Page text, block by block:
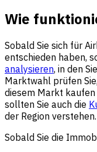
Wie
Sobald Sie sich für
entschieden haben,
analysieren, in den
Marktwahl prüfen
diesem Markt
sollten Sie auch die
der Region verstehen.
Sobald Sie die